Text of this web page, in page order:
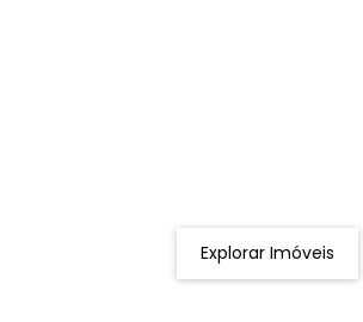
Explorar Imóveis